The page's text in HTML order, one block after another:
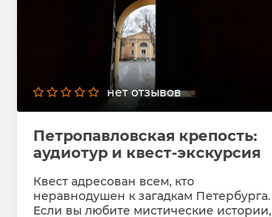
нет отзывов
Петропавловская крепость:
аудиотур и квест-экскурсия
Квест адресован всем, кто
неравнодушен к загадкам Петербурга.
Если вы любите мистические истории,